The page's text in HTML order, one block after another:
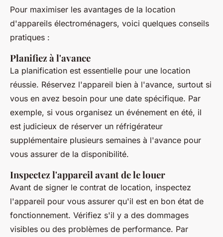
Pour maximiser les avantages de la location
d'appareils électroménagers, voici quelques conseils
pratiques :
Planifiez à l'avance
La planification est essentielle pour une location
réussie. Réservez l'appareil bien à l'avance, surtout si
vous en avez besoin pour une date spécifique. Par
exemple, si vous organisez un événement en été, il
est judicieux de réserver un réfrigérateur
supplémentaire plusieurs semaines à l'avance pour
vous assurer de la disponibilité.
Inspectez l'appareil avant de le louer
Avant de signer le contrat de location, inspectez
l'appareil pour vous assurer qu'il est en bon état de
fonctionnement. Vérifiez s'il y a des dommages
visibles ou des problèmes de performance. Par